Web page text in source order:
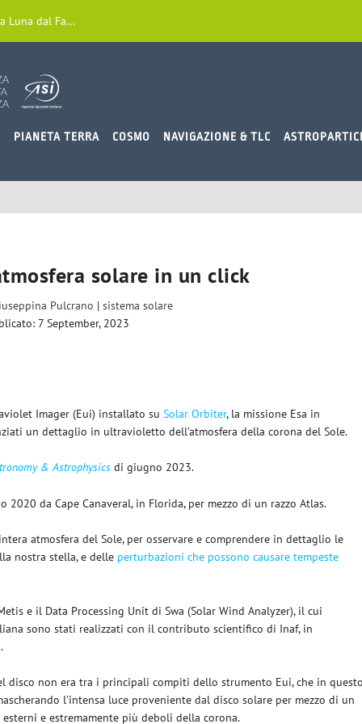
Luna dal Fa...
PIANETA TERRA COSMO NAVIGAZIONE & TLC
solare in un click
Pulcrano |sistema solare
7 September, 2023
Imager (Eui) installato suSolar Orbiter, la missione Esa in
un dettaglio in ultravioletto dell’atmosfera della corona del Sole.
& Astrophysics di giugno 2023.
da Cape Canaveral, in Florida, per mezzo di un razzo Atlas.
atmosfera del Sole, per osservare e comprendere in dettaglio le
nostra stella, e delle perturbazioni che possono causare tempeste
e il Data Processing Unit di Swa (Solar Wind Analyzer), il cui
sono stati realizzati con il contributo scientifico di Inaf, in
disco non era tra i principali compiti dello strumento Eui, che in
l’intensa luce proveniente dal disco solare per mezzo di un
e estremamente più deboli della corona.